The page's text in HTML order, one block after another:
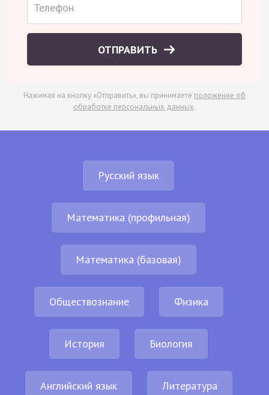
ОТПРАВИТЬ
Нажимая на кнопку «Отправить», вы принимаете положение об
обработке персональных данных.
Русский язык
Математика (профильная)
Математика (базовая)
Обществознание Физика
История Биология
Английский язык Литература